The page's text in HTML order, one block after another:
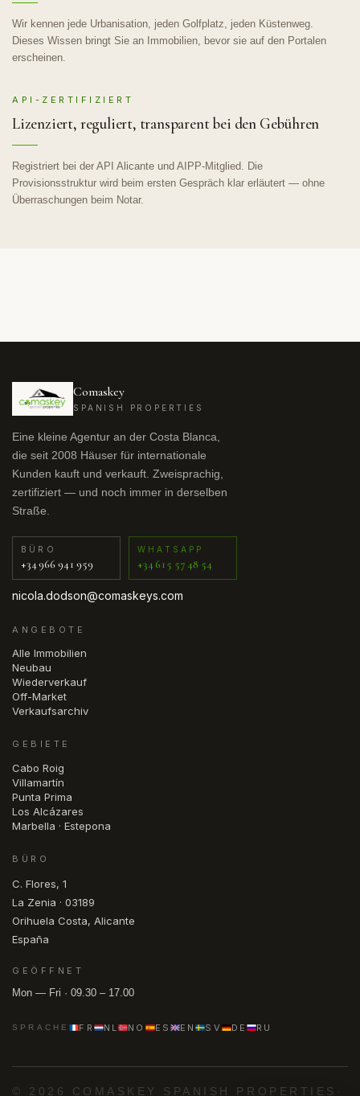
Wir kennen jede Urbanisation, jeden Golfplatz, jeden Küstenweg.
Dieses Wissen bringt Sie an Immobilien, bevor sie auf den Portalen
erscheinen.
API-ZERTIFIZIERT
Lizenziert, reguliert, transparent bei den Gebühren
Registriert bei der API Alicante und AIPP-Mitglied. Die
Provisionsstruktur wird beim ersten Gespräch klar erläutert — ohne
Überraschungen beim Notar.
Comaskey
SPANISH PROPERTIES
Eine kleine Agentur an der Costa Blanca,
die seit 2008 Häuser für internationale
Kunden kauft und verkauft. Zweisprachig,
zertifiziert — und noch immer in derselben
Straße.
BÜRO
+34 966 941 959
WHATSAPP
+34 615 57 48 54
nicola.dodson@comaskeys.com
ANGEBOTE
Alle Immobilien
Neubau
Wiederverkauf
Off-Market
Verkaufsarchiv
GEBIETE
Cabo Roig
Villamartín
Punta Prima
Los Alcázares
Marbella · Estepona
BÜRO
C. Flores, 1
La Zenia · 03189
Orihuela Costa, Alicante
España
GEÖFFNET
Mon — Fri · 09.30 – 17.00
SPRACHE FR NL NO ES EN SV DE RU
© 2026 COMASKEY SPANISH PROPERTIES